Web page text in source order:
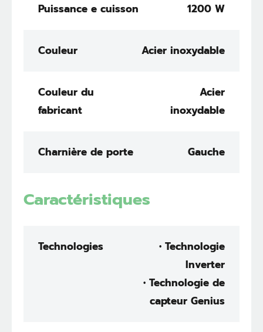
Puissance e cuisson 1200 W
Couleur Acier inoxydable
Couleur du
fabricant
Acier
inoxydable
Charnière de porte Gauche
Caractéristiques
Technologies
• Technologie
Inverter
• Technologie de
capteur Genius